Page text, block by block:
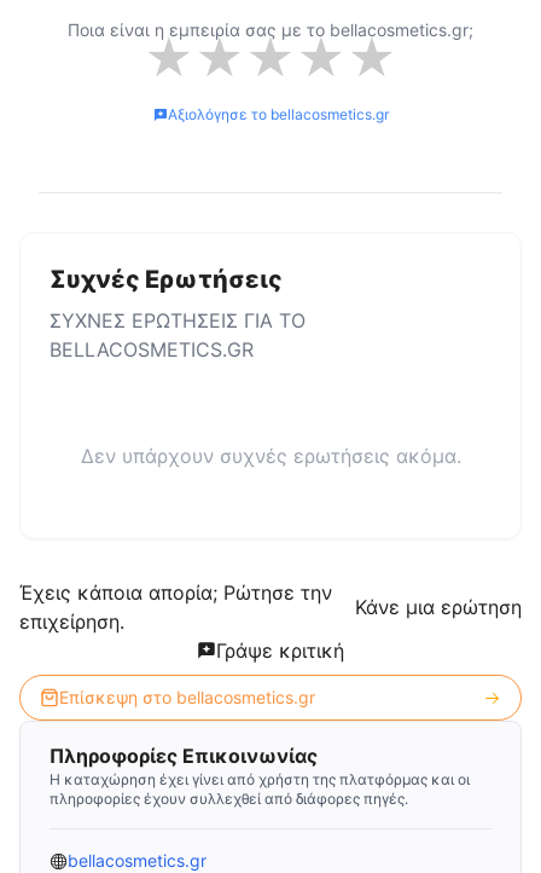
Ποια είναι η εμπειρία σας με το bellacosmetics.gr;
★★★★★
Αξιολόγησε το bellacosmetics.gr
Συχνές Ερωτήσεις
ΣΥΧΝΕΣ ΕΡΩΤΗΣΕΙΣ ΓΙΑ ΤΟ
BELLACOSMETICS.GR
Δεν υπάρχουν συχνές ερωτήσεις ακόμα.
Έχεις κάποια απορία; Ρώτησε την
επιχείρηση.
Κάνε μια ερώτηση
Γράψε κριτική
Επίσκεψη στο bellacosmetics.gr
Πληροφορίες Επικοινωνίας
Η καταχώρηση έχει γίνει από χρήστη της πλατφόρμας και οι
πληροφορίες έχουν συλλεχθεί από διάφορες πηγές.
bellacosmetics.gr